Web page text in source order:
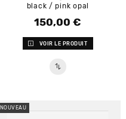
black / pink opal
Prix
150,00 €
VOIR LE PRODUIT
NOUVEAU